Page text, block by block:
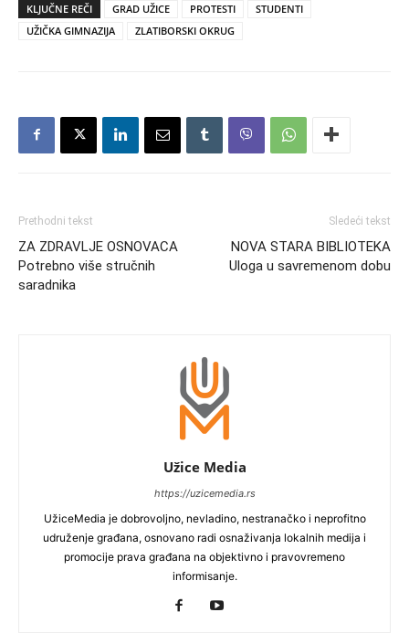
KLJUČNE REČI
GRAD UŽICE PROTESTI
STUDENTI
UŽIČKA GIMNAZIJA
ZLATIBORSKI OKRUG
Prethodni tekst
ZA ZDRAVLJE OSNOVACA
Potrebno više stručnih
saradnika
Sledeći tekst
NOVA STARA BIBLIOTEKA
Uloga u savremenom dobu
Užice Media
https://uzicemedia.rs
UžiceMedia je dobrovoljno, nevladino, nestranačko i neprofitno
udruženje građana, osnovano radi osnaživanja lokalnih medija i
promocije prava građana na objektivno i pravovremeno
informisanje.